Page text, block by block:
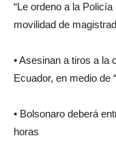
“Le ordeno a la
movilidad de
• Asesinan a tiros a la
Ecuador, en medio de
• Bolsonaro deberá
horas